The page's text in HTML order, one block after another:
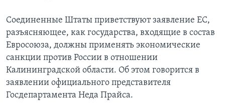
Соединенные Штаты приветствуют заявление ЕС,
разъясняющее, как государства, входящие в состав
Евросоюза, должны применять экономические
санкции против России в отношении
Калининградской области. Об этом говорится в
заявлении официального представителя
Госдепартамента Неда Прайса.